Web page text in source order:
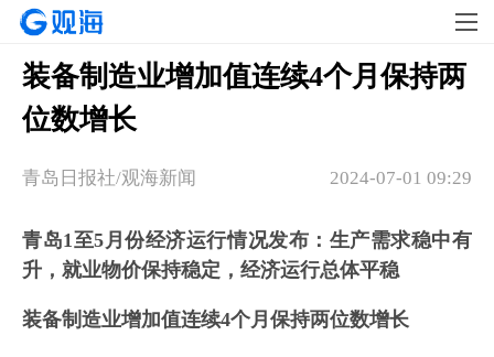
装备制造业增加值连续4个月保持两
位数增长
2024-07-01 09:29
青岛日报社/观海新闻
青岛1至5月份经济运行情况发布：生产需求稳中有
升，就业物价保持稳定，经济运行总体平稳
装备制造业增加值连续4个月保持两位数增长